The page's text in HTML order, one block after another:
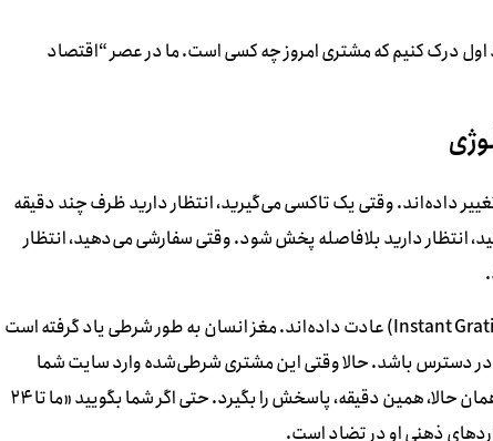
اول درک کنیم که مشتری امروز چه کسی است. ما در عصر “اقتصاد
داده‌اند. وقتی یک تاکسی می‌گیرید، انتظار دارید ظرف چند دقیقه
انتظار دارید بلافاصله پخش شود. وقتی سفارشی می‌دهید، انتظار
این خدمات، مشتریان را به “دست‌یابی فوری” (Instant Gratification) عادت داده‌اند. مغز انسان به طور شرطی یاد گرفته است
در دسترس باشد. حالا وقتی این مشتری شرطی‌شده وارد سایت شما
می‌شود و فرمی را پر می‌کند، او ناخودآگاه انتظار دارد که همان حالا، همین دقیقه، پاسخش را بگیرد. حتی اگر شما بگویید «ما تا ۲۴
ذهنی او در تضاد است.